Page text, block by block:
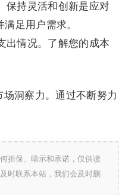
保持灵活和创新是应对
足用户需求。
出情况。了解您的成本
洞察力。通过不断努力
担保、暗示和承诺，仅供读
时联系本站，我们会及时删